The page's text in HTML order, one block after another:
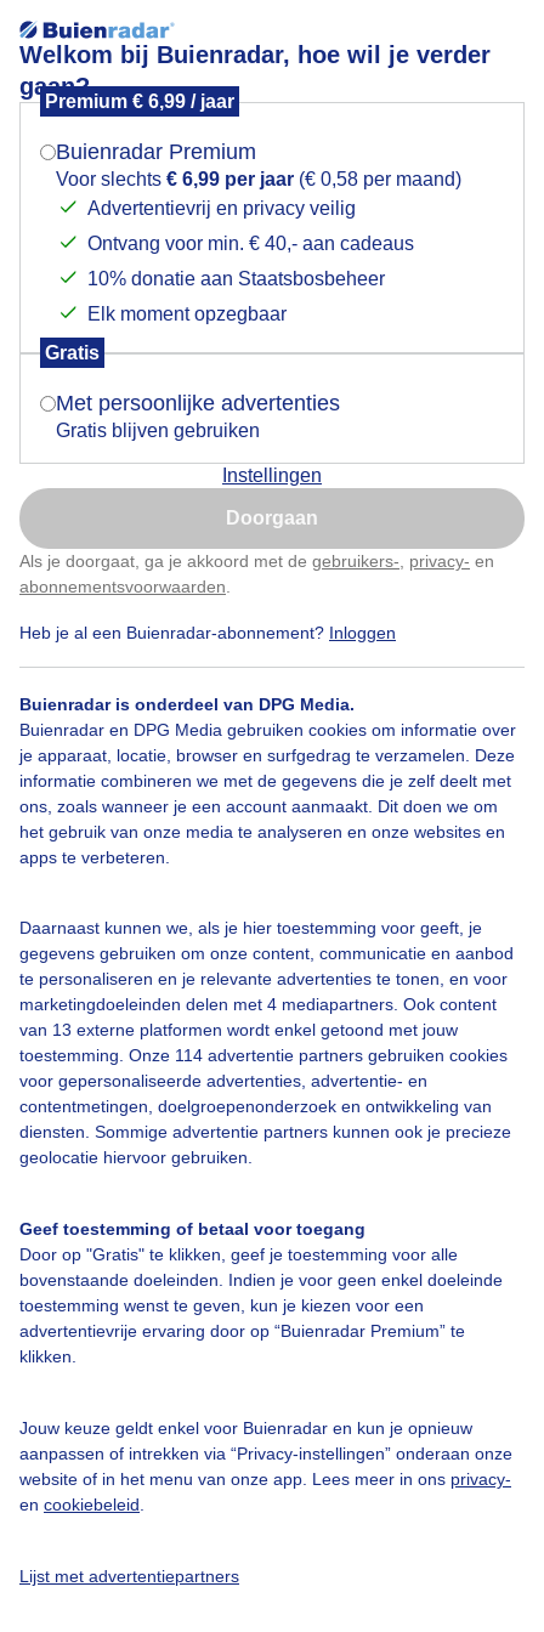
Welkom bij Buienradar, hoe wil je verder
gaan?
Premium € 6,99 / jaar
Buienradar Premium
Voor slechts € 6,99 per jaar (€ 0,58 per maand)
Advertentievrij en privacy veilig
Ontvang voor min. € 40,- aan cadeaus
10% donatie aan Staatsbosbeheer
Elk moment opzegbaar
Gratis
Met persoonlijke advertenties
Gratis blijven gebruiken
Instellingen
Doorgaan
Als je doorgaat, ga je akkoord met de gebruikers- privacy- en
abonnementsvoorwaarden
Heb je al een Buienradar-abonnement? Inloggen
Buienradar is onderdeel van DPG Media.
Buienradar en DPG Media gebruiken cookies om informatie over
je apparaat, locatie, browser en surfgedrag te verzamelen. Deze
informatie combineren we met de gegevens die je zelf deelt met
ons, zoals wanneer je een account aanmaakt. Dit doen we om
het gebruik van onze media te analyseren en onze websites en
apps te verbeteren.
Daarnaast kunnen we, als je hier toestemming voor geeft, je
gegevens gebruiken om onze content, communicatie en aanbod
te personaliseren en je relevante advertenties te tonen, en voor
marketingdoeleinden delen met 4 mediapartners. Ook content
van 13 externe platformen wordt enkel getoond met jouw
toestemming. Onze 114 advertentie partners gebruiken cookies
voor gepersonaliseerde advertenties, advertentie- en
contentmetingen, doelgroepenonderzoek en ontwikkeling van
diensten. Sommige advertentie partners kunnen ook je precieze
geolocatie hiervoor gebruiken.
Geef toestemming of betaal voor toegang
Door op "Gratis" te klikken, geef je toestemming voor alle
bovenstaande doeleinden. Indien je voor geen enkel doeleinde
toestemming wenst te geven, kun je kiezen voor een
advertentievrije ervaring door op “Buienradar Premium” te
klikken.
Jouw keuze geldt enkel voor Buienradar en kun je opnieuw
aanpassen of intrekken via “Privacy-instellingen” onderaan onze
website of in het menu van onze app. Lees meer in ons privacy-
en cookiebeleid
Lijst met advertentiepartners
Zwaar onweer afgelopen weekend (bliksem)
Zwaar onweer afgelopen weekend boven België
Door: Wouter van Bernebeek Gemaakt: 01-06-2026, 117x bekeken
Bekijk slideshow
Een moment geduld aub...
Over Buienradar
Veelgestelde vragen
Contact
Toegankelijkheid
Buienradar Team
Privacy instellingen
Mogen we je locatie gebruiken voor het
Indien je hier nog geen akkoord op hebt gegeven,
verschijnt er zo een pop-up uit je browser waarin
Is goed, toon de popup
Nu niet, misschien later
Klik hierom dit aan te passen